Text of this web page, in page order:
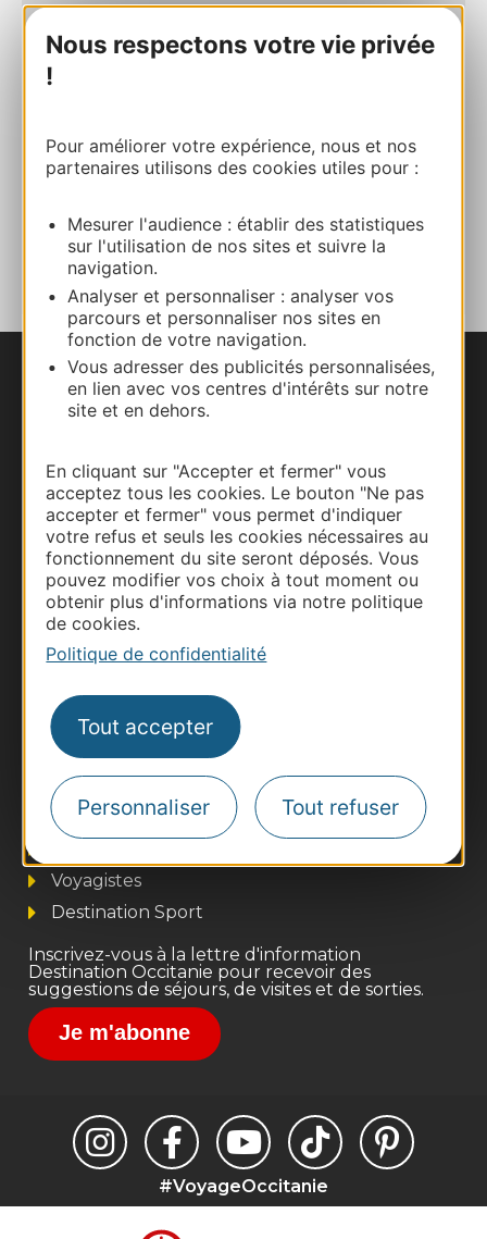
Nous respectons votre vie privée
!
Pour améliorer votre expérience, nous et nos
partenaires utilisons des cookies utiles pour :
Mesurer l'audience : établir des statistiques
sur l'utilisation de nos sites et suivre la
navigation.
Analyser et personnaliser : analyser vos
parcours et personnaliser nos sites en
fonction de votre navigation.
Vous adresser des publicités personnalisées,
en lien avec vos centres d'intérêts sur notre
site et en dehors.
En cliquant sur "Accepter et fermer" vous
acceptez tous les cookies. Le bouton "Ne pas
accepter et fermer" vous permet d'indiquer
votre refus et seuls les cookies nécessaires au
fonctionnement du site seront déposés. Vous
pouvez modifier vos choix à tout moment ou
obtenir plus d'informations via notre politique
de cookies.
Politique de confidentialité
Tout accepter
Personnaliser Tout refuser
05 63 48 83 01
Site internet
AJOUTER
AU CARNET
Nous contacter
Documentation
Thermalisme
Business/Mice
Pros d'Occitanie
Voyagistes
Destination Sport
Inscrivez-vous à la lettre d'information
Destination Occitanie pour recevoir des
suggestions de séjours, de visites et de sorties.
Je m'abonne
#VoyageOccitanie